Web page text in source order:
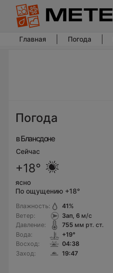
Главная Погода
Погода
в Блансдоне
Сейчас
+18°
ясно
По ощущению +18°
Влажность:
Ветер:
Давление:
Вода:
Восход:
Заход:
41%
Зап, 6м/с
755 мм рт. ст.
+19°
04:38
19:47